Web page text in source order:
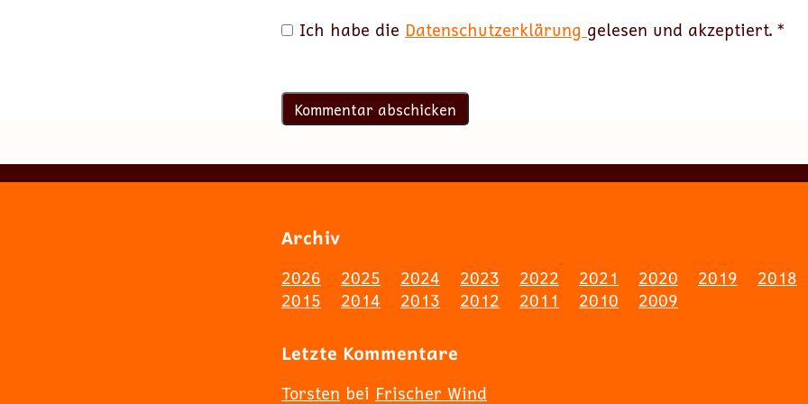
Ich habe die Datenschutzerklärung gelesen und akzeptiert. *
Archiv
2026 2025 2024 2023 2022 2021 2020 2019 2018
2015
2014 2013 2012 2011 2010 2009
Letzte Kommentare
Torsten bei Frischer Wind